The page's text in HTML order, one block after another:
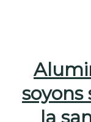
soyons
la